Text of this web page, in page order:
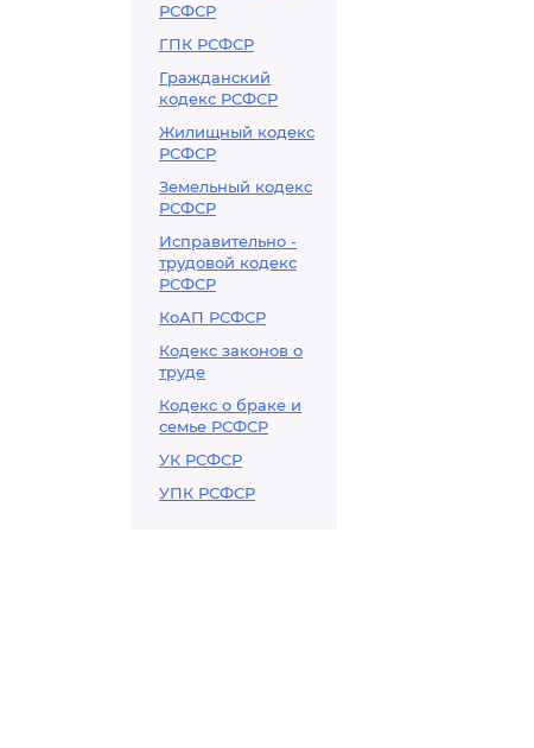
РСФСР
ГПК РСФСР
Гражданский
кодекс РСФСР
Жилищный кодекс
РСФСР
Земельный кодекс
РСФСР
Исправительно -
трудовой кодекс
РСФСР
КоАП РСФСР
Кодекс законов о
труде
Кодекс о браке и
семье РСФСР
УК РСФСР
УПК РСФСР